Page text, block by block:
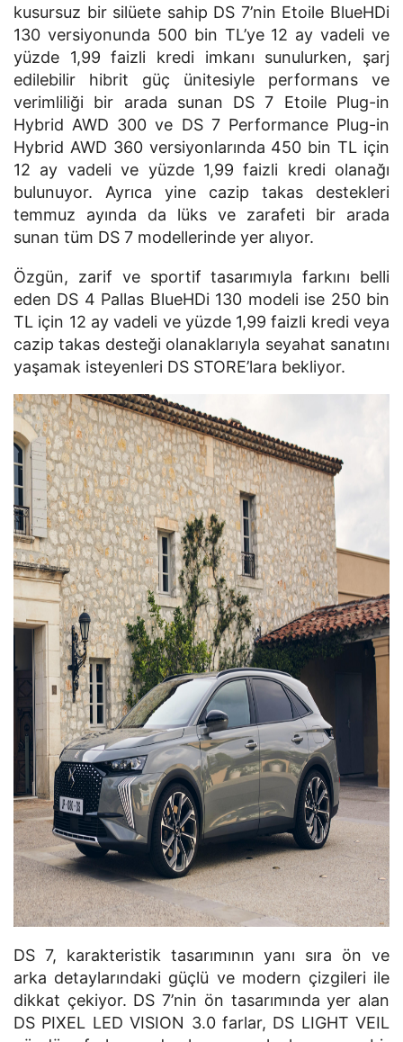
kusursuz bir silüete sahip DS 7’nin Etoile BlueHDi
130 versiyonunda 500 bin TL’ye 12 ay vadeli ve
yüzde 1,99 faizli kredi imkanı sunulurken, şarj
edilebilir hibrit güç ünitesiyle performans ve
verimliliği bir arada sunan DS 7 Etoile Plug-in
Hybrid AWD 300 ve DS 7 Performance Plug-in
Hybrid AWD 360 versiyonlarında 450 bin TL için
12 ay vadeli ve yüzde 1,99 faizli kredi olanağı
bulunuyor. Ayrıca yine cazip takas destekleri
temmuz ayında da lüks ve zarafeti bir arada
sunan tüm DS 7 modellerinde yer alıyor.
Özgün, zarif ve sportif tasarımıyla farkını belli
eden DS 4 Pallas BlueHDi 130 modeli ise 250 bin
TL için 12 ay vadeli ve yüzde 1,99 faizli kredi veya
cazip takas desteği olanaklarıyla seyahat sanatını
yaşamak isteyenleri DS STORE’lara bekliyor.
DS 7, karakteristik tasarımının yanı sıra ön ve
arka detaylarındaki güçlü ve modern çizgileri ile
dikkat çekiyor. DS 7’nin ön tasarımında yer alan
DS PIXEL LED VISION 3.0 farlar, DS LIGHT VEIL